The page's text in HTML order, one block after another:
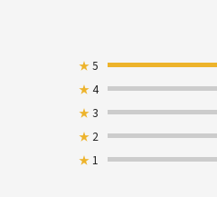
★5
★4
★3
★ 2
★ 1